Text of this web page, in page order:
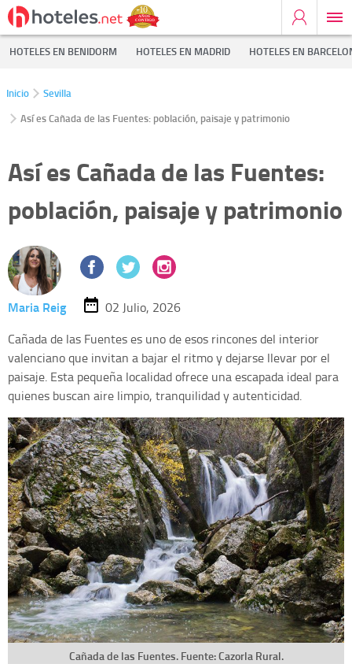
HOTELES EN BENIDORM HOTELES EN MADRID HOTELES EN
Inicio
Sevilla
Así es Cañada de las Fuentes: población, paisaje y patrimonio
Así es Cañada de las Fuentes:
población, paisaje y patrimonio
Maria Reig
02 Julio, 2026
Cañada de las Fuentes es uno de esos rincones del interior
valenciano que invitan a bajar el ritmo y dejarse llevar por el
paisaje. Esta pequeña localidad ofrece una escapada ideal para
quienes buscan aire limpio, tranquilidad y autenticidad.
Cañada de las Fuentes. Fuente: Cazorla Rural.